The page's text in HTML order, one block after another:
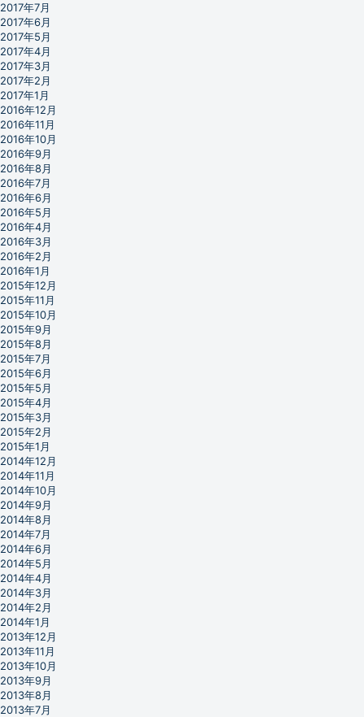
2017年7月
2017年6月
2017年5月
2017年4月
2017年3月
2017年2月
2017年1月
2016年12月
2016年11月
2016年10月
2016年9月
2016年8月
2016年7月
2016年6月
2016年5月
2016年4月
2016年3月
2016年2月
2016年1月
2015年12月
2015年11月
2015年10月
2015年9月
2015年8月
2015年7月
2015年6月
2015年5月
2015年4月
2015年3月
2015年2月
2015年1月
2014年12月
2014年11月
2014年10月
2014年9月
2014年8月
2014年7月
2014年6月
2014年5月
2014年4月
2014年3月
2014年2月
2014年1月
2013年12月
2013年11月
2013年10月
2013年9月
2013年8月
2013年7月